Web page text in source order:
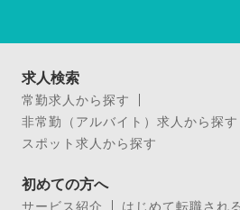
求人検索
常勤求人から探す
非常勤（アルバイト）求人から探す
スポット求人から探す
初めての方へ
サービス紹介
はじめて転職され